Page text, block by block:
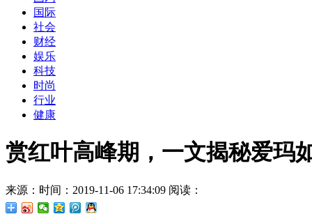
国际
社会
财经
娱乐
科技
时尚
行业
健康
赏红叶高峰期，一文揭秘爱玛
来源： 时间：2019-11-06 17:34:09 阅读：